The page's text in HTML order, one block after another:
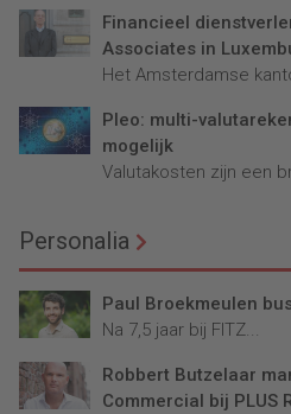
Financieel
Associates in
Het Amsterdamse
Pleo: multi-
mogelijk
Valutakosten zijn een
Personalia
Paul Broekmeulen
Na 7,5 jaar bij FITZ...
Robbert Butzelaar
Commercial bij PLUS